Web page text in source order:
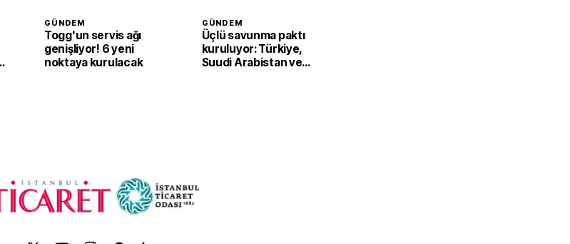
GÜNDEM
Togg'un servis ağı
genişliyor! 6 yeni
noktaya kurulacak
GÜNDEM
Üçlü savunma paktı
kuruluyor: Türkiye,
Suudi Arabistan ve